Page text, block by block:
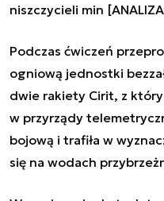
niszczycieli min
Podczas ćwiczeń
ogniową jednostki
dwie rakiety Cirit, z
w przyrządy
bojową i trafiła w
się na wodach